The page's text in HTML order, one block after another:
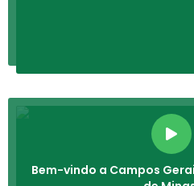
Bem-vindo a Campos